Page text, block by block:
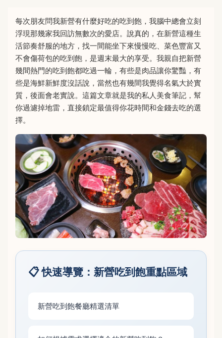
每次朋友問我新營有什麼好吃的吃到飽，我腦中總會立刻
浮現那幾家我回訪無數次的愛店。說真的，在新營這種生
活節奏舒服的地方，找一間能坐下來慢慢吃、菜色豐富又
不會傷荷包的吃到飽，是週末最大的享受。我親自把新營
幾間熱門的吃到飽都吃過一輪，有些是肉品讓你驚豔，有
些是海鮮新鮮度沒話說，當然也有幾間我覺得名氣大於實
質，後面會老實說。這篇文章就是我的私人美食筆記，幫
你過濾掉地雷，直接鎖定最值得你花時間和金錢去吃的選
擇。
📋 快速導覽：新營吃到飽重點區域
新營吃到飽餐廳精選清單